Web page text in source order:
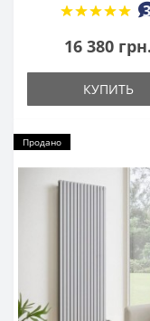
3
16 380 грн.
КУПИТЬ
Продано